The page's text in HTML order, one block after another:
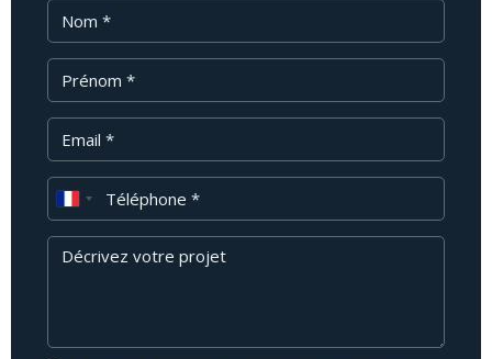
Prénom
Téléphone
Message